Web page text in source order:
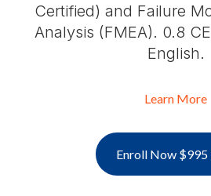
Certified) and Failure
Analysis (FMEA). 0.8
English.
Learn More
Enroll Now $995